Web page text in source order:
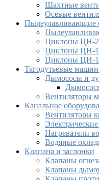
Шахтные
Осевые
Пылеулавливающие
Циклоны ЦН-
Циклоны ЦН-
Циклоны ЦН-
Тягодутьевые
Дымососы и
Вентиляторы
Канальное
Вентиляторы
Нагреватели
Водяные
Клапана и заслонки
Клапаны
Клапаны